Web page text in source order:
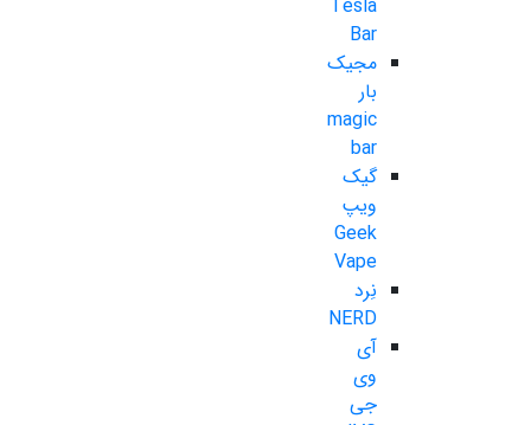
Tesla
Bar
مجیک
بار
magic
bar
گیک
ویپ
Geek
Vape
نِرد
NERD
آی
وی
جی